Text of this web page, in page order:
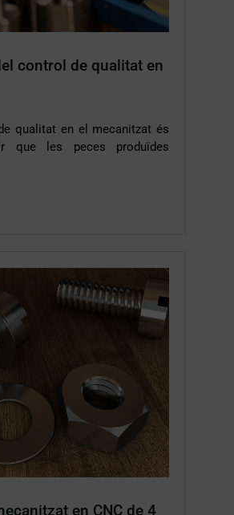
control de qualitat en
qualitat en el mecanitzat és
que les peces produïdes
en CNC de 4